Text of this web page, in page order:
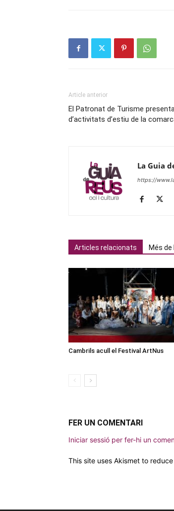
Article anterior
El Patronat de Turisme
d’activitats d’estiu de la
La Guia
https://
Articles relacionats Més
Cambrils acull el Festival ArtNus
FER UN COMENTARI
Iniciar sessió per fer-hi un
This site uses Akismet to